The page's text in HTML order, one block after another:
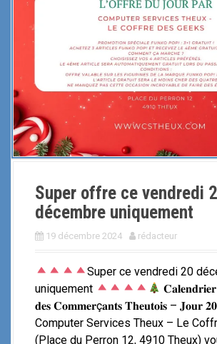
Super offre ce vendredi
décembre uniquement
19 décembre 2024 rédacteur
Super ce vendredi 20
uniquement
𝐝𝐞𝐬 𝐂𝐨𝐦𝐦𝐞𝐫ç𝐚𝐧𝐭𝐬 𝐓𝐡𝐞𝐮𝐭𝐨𝐢𝐬 – 𝐉𝐨𝐮𝐫 𝟐𝟎
Computer Services Theux – Le
(Place du Perron 12, 4910 Theux)